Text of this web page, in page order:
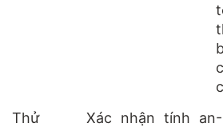
Thử
Xác nhận tính an